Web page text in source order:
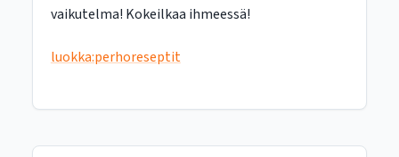
vaikutelma! Kokeilkaa ihmeessä!
luokka:perhoreseptit